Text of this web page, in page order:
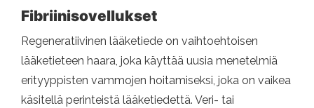
Fibriinisovellukset
Regeneratiivinen lääketiede on vaihtoehtoisen
lääketieteen haara, joka käyttää uusia menetelmiä
erityyppisten vammojen hoitamiseksi, joka on vaikea
käsitellä perinteistä lääketiedettä. Veri- tai